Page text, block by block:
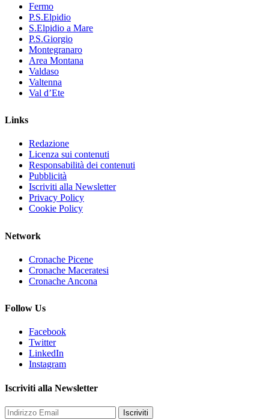
Fermo
P.S.Elpidio
S.Elpidio a Mare
P.S.Giorgio
Montegranaro
Area Montana
Valdaso
Valtenna
Val d’Ete
Links
Redazione
Licenza sui contenuti
Responsabilità dei contenuti
Pubblicità
Iscriviti alla Newsletter
Privacy Policy
Cookie Policy
Network
Cronache Picene
Cronache Maceratesi
Cronache Ancona
Follow Us
Facebook
Twitter
LinkedIn
Instagram
Iscriviti alla Newsletter
Iscriviti